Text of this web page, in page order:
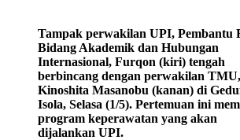
Tampak perwakilan UPI, Pembantu
Bidang Akademik dan Hubungan
Internasional, Furqon (kiri) tengah
berbincang dengan perwakilan TMU,
Kinoshita Masanobu (kanan) di
Isola, Selasa (1/5). Pertemuan ini
program keperawatan yang akan
dijalankan UPI.